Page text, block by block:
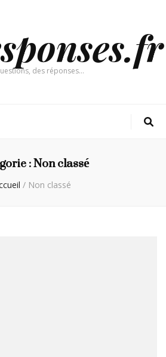
des réponses…
:Non classé
/ Non classé